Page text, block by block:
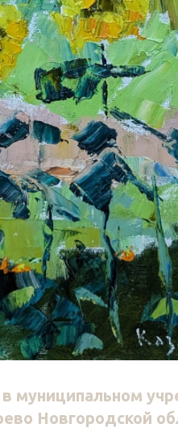
муниципальном
Новгородской